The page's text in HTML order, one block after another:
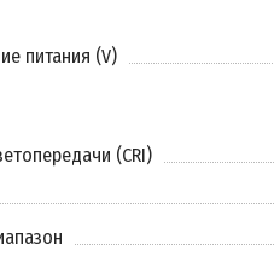
питания (V)
(CRI)